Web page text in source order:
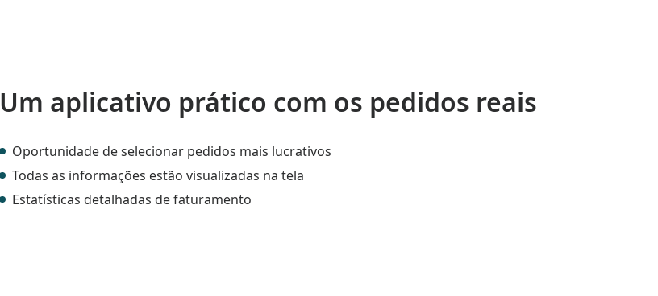
Um aplicativo prático com os pedidos reais
Oportunidade de selecionar pedidos mais lucrativos
Todas as informações estão visualizadas na tela
Estatísticas detalhadas de faturamento